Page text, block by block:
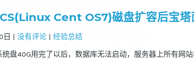
Cent OS7)磁盘扩容后宝塔
日 | 没有评论 | 经验总结
统盘40G用完了以后，数据库无法启动，服务器上所有网